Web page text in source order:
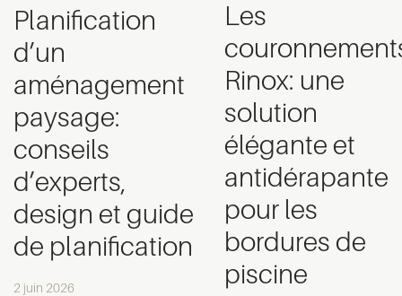
Planification
d’un
aménagement
paysage:
conseils
d’experts,
design et guide
de planification
2 juin 2026
Les
Rinox: une
solution
élégante et
antidérapante
pour les
bordures de
piscine